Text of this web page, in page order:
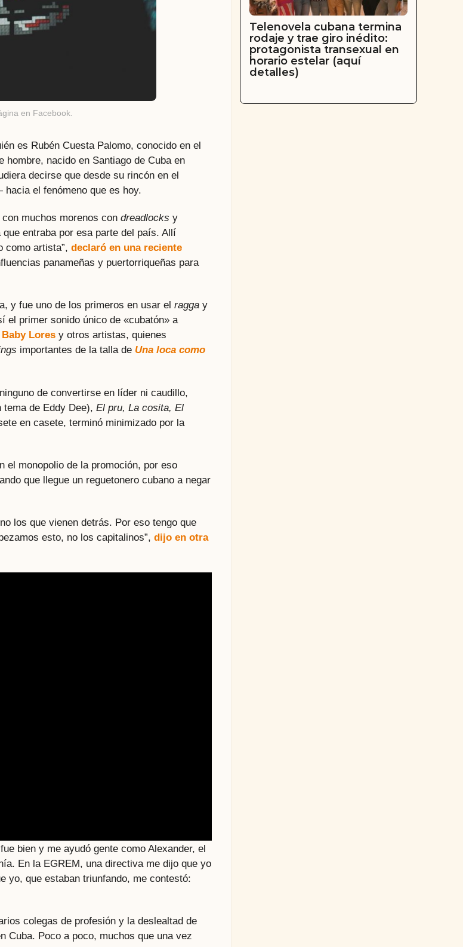
en Facebook.
es Rubén Cuesta Palomo, conocido en el
nacido en Santiago de Cuba en
decirse que desde su rincón en el
el fenómeno que es hoy.
muchos morenos con dreadlocks y
entraba por esa parte del país. Allí
como artista”, declaró en una reciente
panameñas y puertorriqueñas para
y fue uno de los primeros en usar el ragga y
el primer sonido único de «cubatón» a
Baby Lores y otros artistas, quienes
importantes de la talla de Una loca como
de convertirse en líder ni caudillo,
tema de Eddy Dee), El pru, La cosita, El
en casete, terminó minimizado por la
el monopolio de la promoción, por eso
que llegue un reguetonero cubano a negar
los que vienen detrás. Por eso tengo que
esto, no los capitalinos”, dijo en otra
bien y me ayudó gente como Alexander, el
En la EGREM, una directiva me dijo que yo
yo, que estaban triunfando, me contestó:
colegas de profesión y la deslealtad de
Cuba. Poco a poco, muchos que una vez
Telenovela cubana termina
rodaje y trae giro inédito:
protagonista transexual en
horario estelar (aquí
detalles)